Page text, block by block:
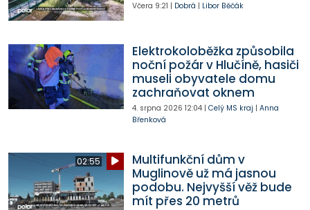
Včera 9:21 | Dobrá | Libor Běčák
Elektrokoloběžka způsobila
noční požár v Hlučíně, hasiči
museli obyvatele domu
zachraňovat oknem
4. srpna 2026 12:04| Celý MS kraj | Anna
Břenková
02:55
Multifunkční dům v
Muglinově už má jasnou
podobu. Nejvyšší věž bude
mít přes 20 metrů